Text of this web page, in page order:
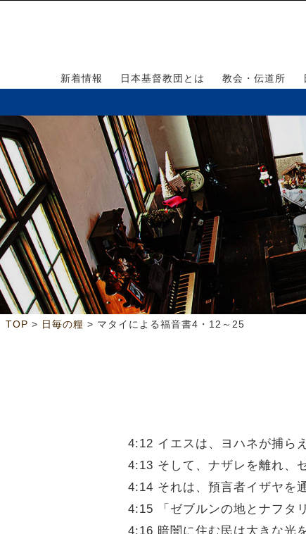
新着情報 日本基督教団とは 教会・伝道所
TOP > 日毎の糧 > マタイによる福音書4・12～25
4:12 イエスは、ヨハネが捕ら
4:13 そして、ナザレを離れ、
4:14 それは、預言者イザヤを
4:15 「ゼブルンの地とナフタ
4:16 暗闇に住む民は大きな光